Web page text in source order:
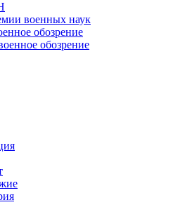
военных наук
обозрение
обозрение